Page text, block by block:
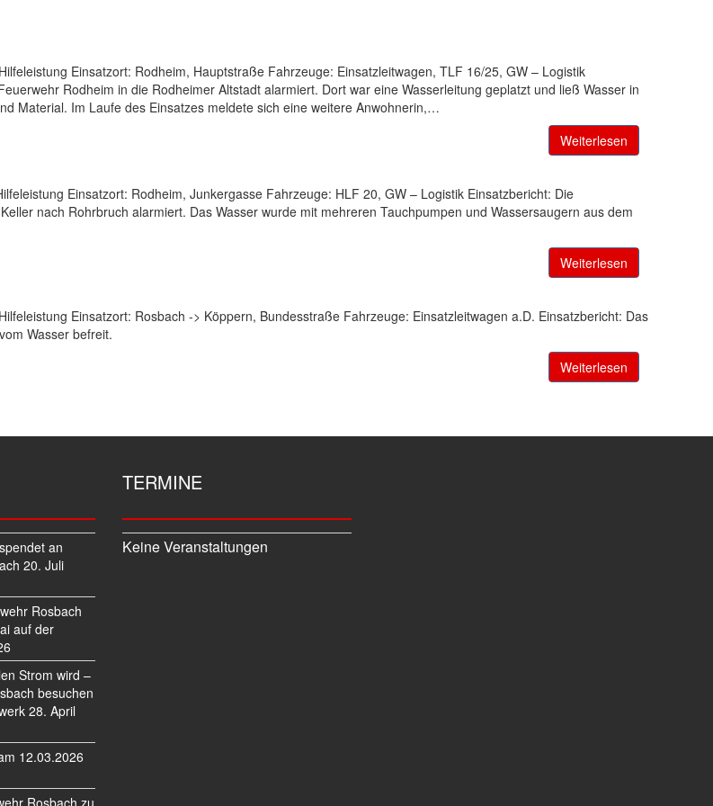
Einsatzort: Rodheim, Hauptstraße Fahrzeuge: Einsatzleitwagen, TLF 16/25, GW – Logistik
Rodheim in die Rodheimer Altstadt alarmiert. Dort war eine Wasserleitung geplatzt und ließ Wasser in
Material. Im Laufe des Einsatzes meldete sich eine weitere Anwohnerin,…
Weiterlesen
Einsatzort: Rodheim, Junkergasse Fahrzeuge: HLF 20, GW – Logistik Einsatzbericht: Die
nach Rohrbruch alarmiert. Das Wasser wurde mit mehreren Tauchpumpen und Wassersaugern aus dem
Weiterlesen
Einsatzort: Rosbach -> Köppern, Bundesstraße Fahrzeuge: Einsatzleitwagen a.D. Einsatzbericht: Das
Wasser befreit.
Weiterlesen
an
20. Juli
Rosbach
auf der
Strom wird –
besuchen
28. April
12.03.2026
Rosbach zu
TERMINE
Keine Veranstaltungen